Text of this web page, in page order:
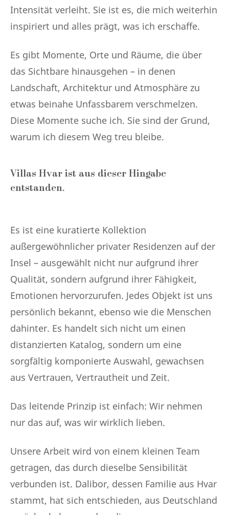
Intensität verleiht. Sie ist es, die mich weiterhin
inspiriert und alles prägt, was ich erschaffe.
Es gibt Momente, Orte und Räume, die über
das Sichtbare hinausgehen – in denen
Landschaft, Architektur und Atmosphäre zu
etwas beinahe Unfassbarem verschmelzen.
Diese Momente suche ich. Sie sind der Grund,
warum ich diesem Weg treu bleibe.
Villas Hvar ist aus dieser Hingabe
entstanden.
Es ist eine kuratierte Kollektion
außergewöhnlicher privater Residenzen auf der
Insel – ausgewählt nicht nur aufgrund ihrer
Qualität, sondern aufgrund ihrer Fähigkeit,
Emotionen hervorzurufen. Jedes Objekt ist uns
persönlich bekannt, ebenso wie die Menschen
dahinter. Es handelt sich nicht um einen
distanzierten Katalog, sondern um eine
sorgfältig komponierte Auswahl, gewachsen
aus Vertrauen, Vertrautheit und Zeit.
Das leitende Prinzip ist einfach: Wir nehmen
nur das auf, was wir wirklich lieben.
Unsere Arbeit wird von einem kleinen Team
getragen, das durch dieselbe Sensibilität
verbunden ist. Dalibor, dessen Familie aus Hvar
stammt, hat sich entschieden, aus Deutschland